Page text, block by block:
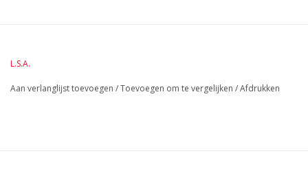
L.S.A.
Aan verlanglijst toevoegen /Toevoegen om te vergelijken /Afdrukken